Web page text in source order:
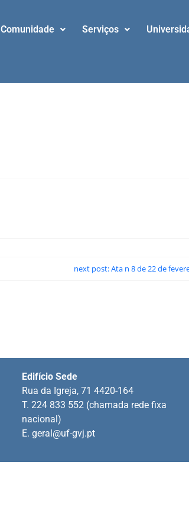
Comunidade Serviços
next post: Ata n 8 de 22 de
Edifício Sede
Rua da Igreja, 71 4420-164
T. 224 833 552 (chamada rede fixa
nacional)
E.geral@uf-gvj.pt